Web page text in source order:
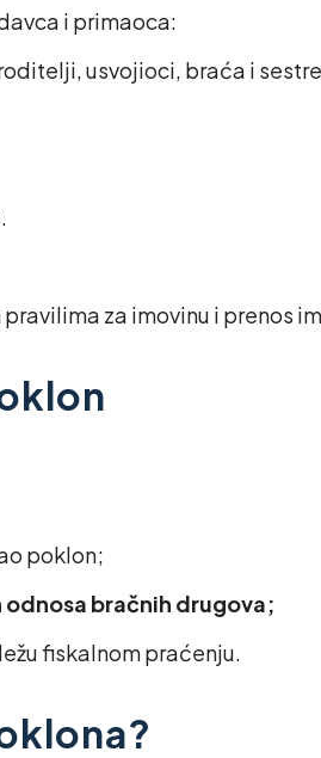
i primaoca:
usvojioci, braća i
za imovinu i prenos
poklon;
bračnih drugova;
fiskalnom praćenju.